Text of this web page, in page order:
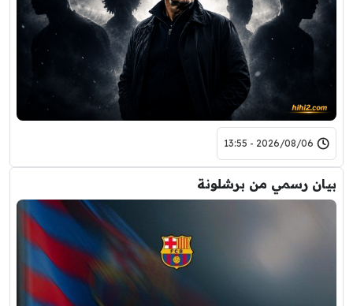
2026/08/06 - 13:55
بيان رسمي من برشلونة